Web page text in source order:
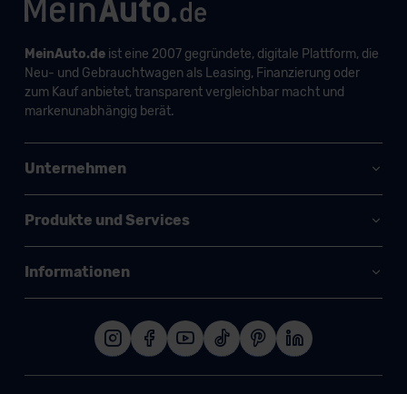
MeinAuto.deist eine 2007 gegründete, digitale Plattform, die
Neu- und Gebrauchtwagen als Leasing, Finanzierung oder
zum Kauf anbietet, transparent vergleichbar macht und
markenunabhängig berät.
Unternehmen
Produkte und Services
Informationen